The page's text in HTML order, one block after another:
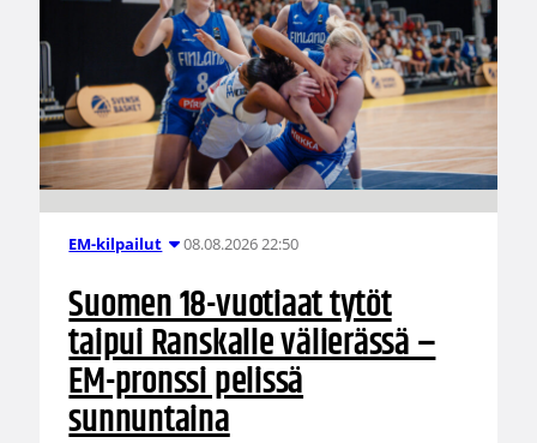
EM-kilpailut 08.08.2026 22:50
Suomen 18-vuotiaat tytöt
taipui Ranskalle välierässä –
EM-pronssi pelissä
sunnuntaina